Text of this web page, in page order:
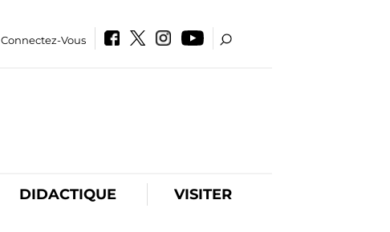
Connectez-Vous
DIDACTIQUE VISITER